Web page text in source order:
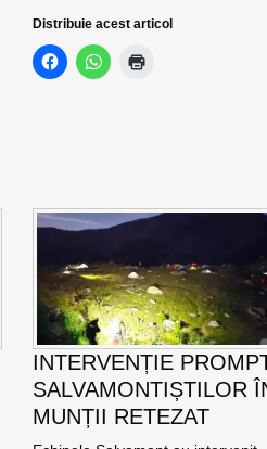
Distribuie acest articol
INTERVENȚIE
SALVAMONTIȘTILOR
MUNȚII RETEZAT